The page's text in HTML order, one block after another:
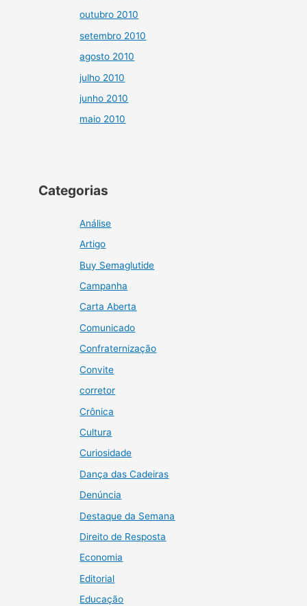
outubro 2010
setembro 2010
agosto 2010
julho 2010
junho 2010
maio 2010
Categorias
Análise
Artigo
Buy Semaglutide
Campanha
Carta Aberta
Comunicado
Confraternização
Convite
corretor
Crônica
Cultura
Curiosidade
Dança das Cadeiras
Denúncia
Destaque da Semana
Direito de Resposta
Economia
Editorial
Educação